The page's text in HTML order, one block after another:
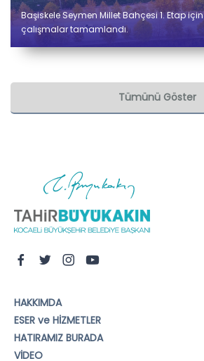
Başiskele Seymen Millet Bahçesi 1. Etap için
çalışmalar tamamlandı.
Tümünü Göster
HAKKIMDA
ESER ve HİZMETLER
HATIRAMIZ BURADA
VİDEO